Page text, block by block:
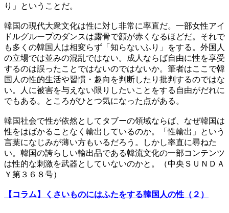
り」ということだ。
韓国の現代大衆文化は性に対し非常に率直だ。一部女性アイ
ドルグループのダンスは露骨で顔が赤くなるほどだ。それで
も多くの韓国人は相変らず「知らないふり」をする。外国人
の立場では並みの混乱ではない。成人ならば自由に性を享受
するのは誤ったことではないのではないか。筆者はここで韓
国人の性的生活や習慣・趣向を判断したり批判するのではな
い。人に被害を与えない限りしたいことをする自由がだれに
でもある。ところがひとつ気になった点がある。
韓国社会で性が依然としてタブーの領域ならば、なぜ韓国は
性をはばかることなく輸出しているのか。「性輸出」という
言葉になじみが薄い方もいるだろう。しかし率直に尋ねた
い。韓国の誇らしい輸出品である韓流文化の一部コンテンツ
は性的な刺激を武器としていないのかと。（中央ＳＵＮＤＡ
Ｙ第３６８号）
【コラム】くさいものにはふたをする韓国人の性（２）